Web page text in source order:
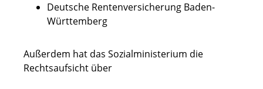
Deutsche Rentenversicherung Baden-
Württemberg
Außerdem hat das Sozialministerium die
Rechtsaufsicht über